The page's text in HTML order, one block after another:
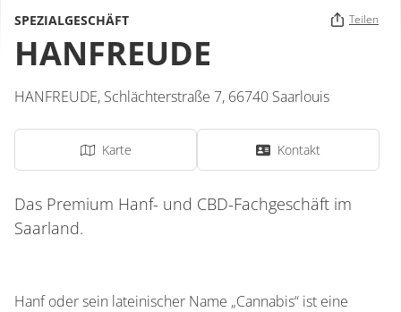
SPEZIALGESCHÄFT Teilen
HANFREUDE
HANFREUDE, Schlächterstraße 7, 66740 Saarlouis
Karte Kontakt
Das Premium Hanf- und CBD-Fachgeschäft im
Saarland.
Hanf oder sein lateinischer Name „Cannabis“ ist eine